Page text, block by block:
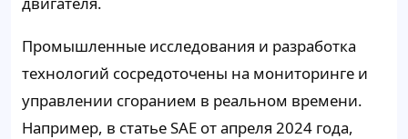
Промышленные исследования и разработка
технологий сосредоточены на мониторинге и
управлении сгоранием в реальном времени.
Например, в статье SAE от апреля 2024 года,